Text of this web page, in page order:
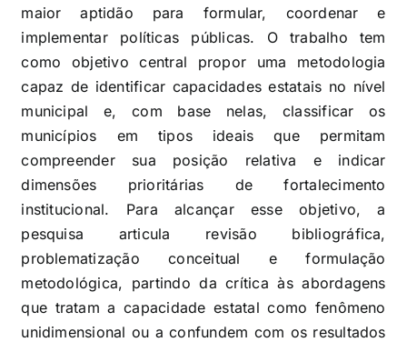
maior aptidão para formular, coordenar e
implementar políticas públicas. O trabalho tem
como objetivo central propor uma metodologia
capaz de identificar capacidades estatais no nível
municipal e, com base nelas, classificar os
municípios em tipos ideais que permitam
compreender sua posição relativa e indicar
dimensões prioritárias de fortalecimento
institucional. Para alcançar esse objetivo, a
pesquisa articula revisão bibliográfica,
problematização conceitual e formulação
metodológica, partindo da crítica às abordagens
que tratam a capacidade estatal como fenômeno
unidimensional ou a confundem com os resultados